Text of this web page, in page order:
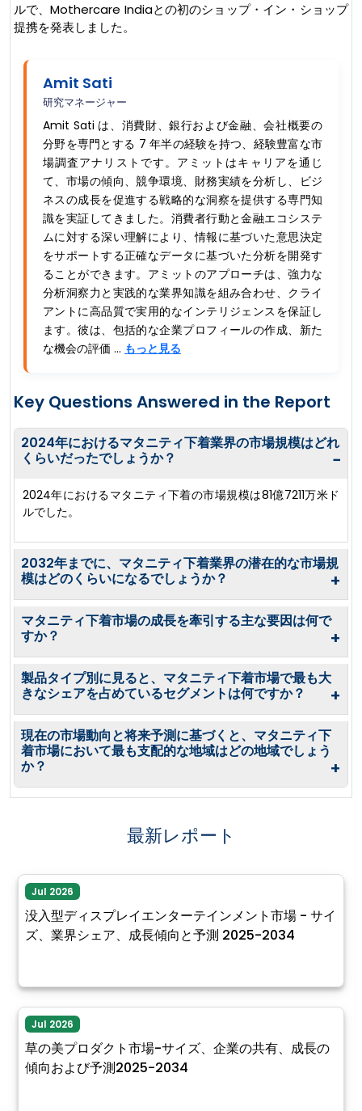
ルで、Mothercare Indiaとの初のショップ・イン・ショップ
提携を発表しました。
Amit Sati
研究マネージャー
Amit Sati は、消費財、銀行および金融、会社概要の
分野を専門とする 7 年半の経験を持つ、経験豊富な市
場調査アナリストです。アミットはキャリアを通じ
て、市場の傾向、競争環境、財務実績を分析し、ビジ
ネスの成長を促進する戦略的な洞察を提供する専門知
識を実証してきました。消費者行動と金融エコシステ
ムに対する深い理解により、情報に基づいた意思決定
をサポートする正確なデータに基づいた分析を開発す
ることができます。アミットのアプローチは、強力な
分析洞察力と実践的な業界知識を組み合わせ、クライ
アントに高品質で実用的なインテリジェンスを保証し
ます。彼は、包括的な企業プロフィールの作成、新た
な機会の評価 ... もっと見る
Key Questions Answered in the Report
2024年におけるマタニティ下着業界の市場規模はどれ
くらいだったでしょうか？
−
2024年におけるマタニティ下着の市場規模は81億7211万米ド
ルでした。
2032年までに、マタニティ下着業界の潜在的な市場規
模はどのくらいになるでしょうか？
+
マタニティ下着市場の成長を牽引する主な要因は何で
すか？
+
製品タイプ別に見ると、マタニティ下着市場で最も大
きなシェアを占めているセグメントは何ですか？
+
現在の市場動向と将来予測に基づくと、マタニティ下
着市場において最も支配的な地域はどの地域でしょう
か？
+
最新レポート
Jul 2026
没入型ディスプレイエンターテインメント市場 - サイ
ズ、業界シェア、成長傾向と予測 2025-2034
Jul 2026
草の美プロダクト市場-サイズ、企業の共有、成長の
傾向および予測2025-2034